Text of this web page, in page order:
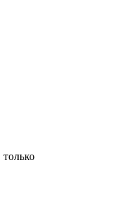
только